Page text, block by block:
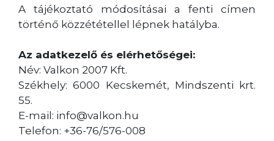
A tájékoztató módosításai a fenti címen
történő közzététellel lépnek hatályba.
Az adatkezelő és elérhetőségei:
Név: Valkon 2007 Kft.
Székhely: 6000 Kecskemét, Mindszenti krt.
55.
E-mail: info@valkon.hu
Telefon: +36-76/576-008